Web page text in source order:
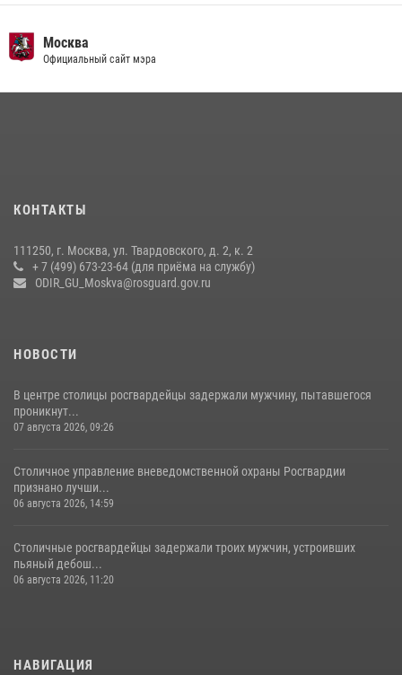
Безопасность футбольного матча в Москве обеспечена при
содействии Росгвардии (видео)
чемпионат по самбо (виео)
Центр профессиональной подготовки сотрудников
Москва
Официальный сайт мэра
КОНТАКТЫ
111250, г. Москва, ул. Твардовского, д. 2, к. 2
+ 7 (499) 673-23-64 (для приёма на службу)
ODIR_GU_Moskva@rosguard.gov.ru
НОВОСТИ
В центре столицы росгвардейцы задержали мужчину, пытавшегося
проникнут...
07 августа 2026, 09:26
Столичное управление вневедомственной охраны Росгвардии
признано лучши...
06 августа 2026, 14:59
Столичные росгвардейцы задержали троих мужчин, устроивших
пьяный дебош...
06 августа 2026, 11:20
НАВИГАЦИЯ